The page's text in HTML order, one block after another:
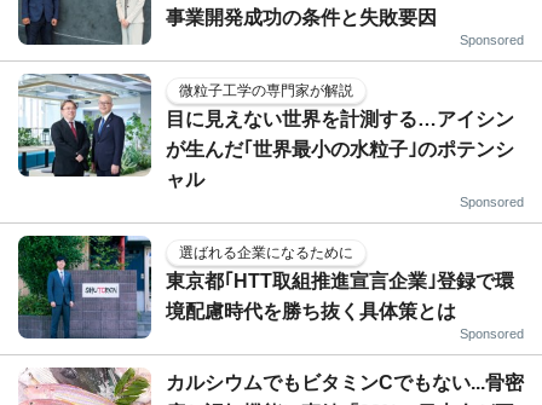
事業開発成功の条件と失敗要因
Sponsored
微粒子工学の専門家が解説
目に見えない世界を計測する…アイシン
が生んだ｢世界最小の水粒子｣のポテンシ
ャル
Sponsored
選ばれる企業になるために
東京都｢HTT取組推進宣言企業｣登録で環
境配慮時代を勝ち抜く具体策とは
Sponsored
カルシウムでもビタミンCでもない...骨密